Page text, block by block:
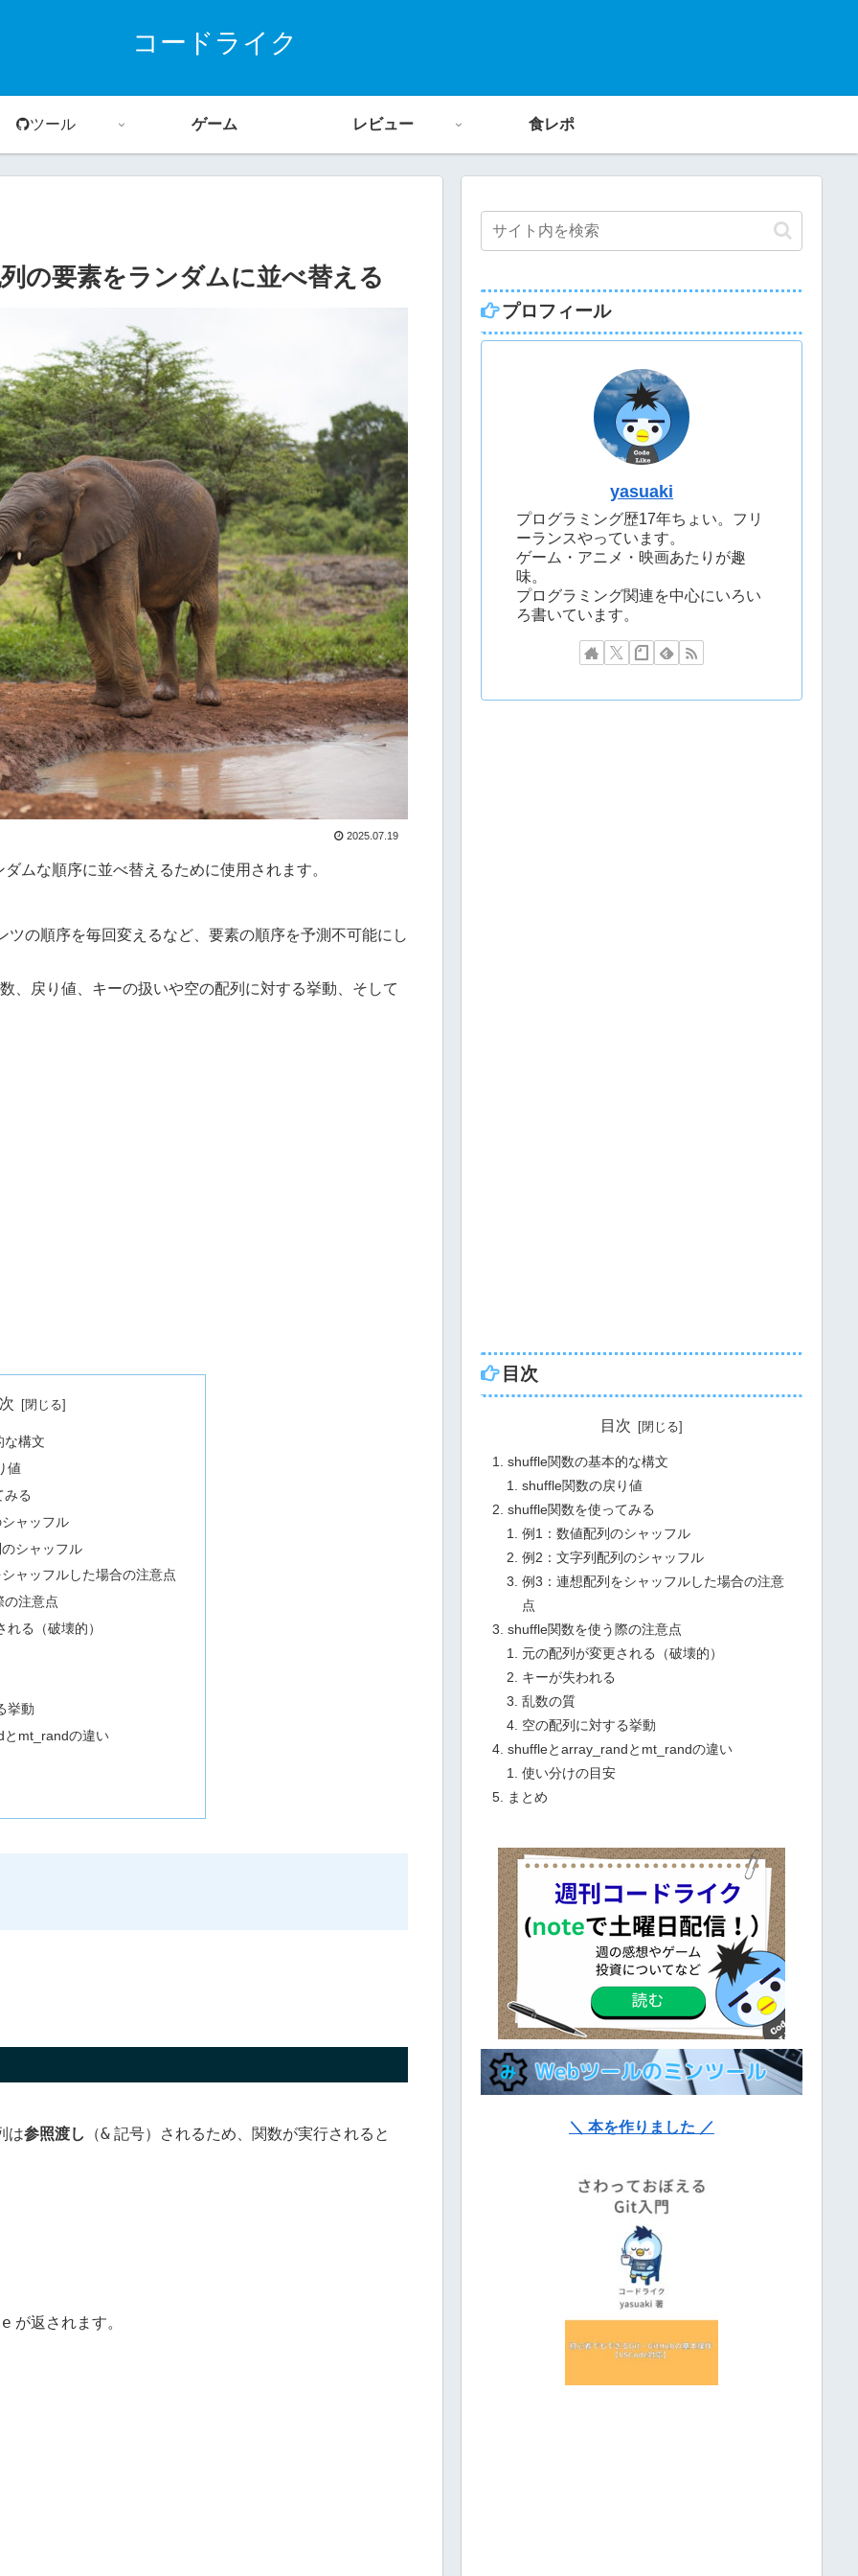
コードライク
ツール ゲーム レビュー 食レポ
の要素をランダムに並べ替える
2025.07.19
ムな順序に並べ替えるために使用されます。
の順序を毎回変えるなど、要素の順序を予測不可能にし
、戻り値、キーの扱いや空の配列に対する挙動、そして
な構文
値
みる
ャッフル
シャッフル
ャッフルした場合の注意点
の注意点
る（破壊的）
挙動
mt_randの違い
は参照渡し （& 記号）されるため、関数が実行されると
が返されます。
プロフィール
yasuaki
プログラミング歴17年ちょい。フリ
ーランスやっています。
ゲーム・アニメ・映画あたりが趣
味。
プログラミング関連を中心にいろい
ろ書いています。
目次
目次
shuffle関数の基本的な構文
shuffle関数の戻り値
shuffle関数を使ってみる
例1：数値配列のシャッフル
例2：文字列配列のシャッフル
例3：連想配列をシャッフルした場合の注意
点
shuffle関数を使う際の注意点
元の配列が変更される（破壊的）
キーが失われる
乱数の質
空の配列に対する挙動
shuffleとarray_randとmt_randの違い
使い分けの目安
まとめ
＼ 本を作りました ／